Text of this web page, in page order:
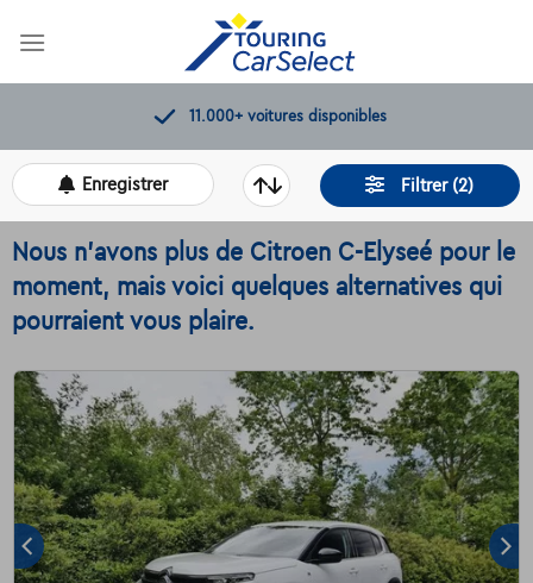
11.000+voitures disponibles
Filtrer (2)
Enregistrer
Nous n'avons plus de Citroen C-Elyseé pour le
moment, mais voici quelques alternatives qui
pourraient vous plaire.